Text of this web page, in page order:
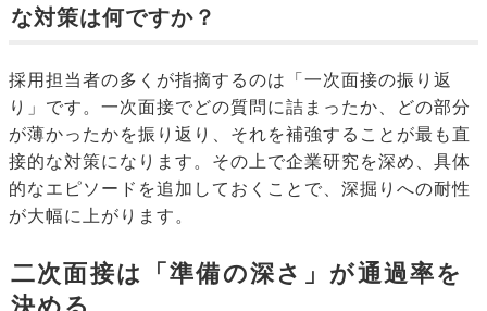
な対策は何ですか？
採用担当者の多くが指摘するのは「一次面接の振り返
り」です。一次面接でどの質問に詰まったか、どの部分
が薄かったかを振り返り、それを補強することが最も直
接的な対策になります。その上で企業研究を深め、具体
的なエピソードを追加しておくことで、深掘りへの耐性
が大幅に上がります。
二次面接は「準備の深さ」が通過率を